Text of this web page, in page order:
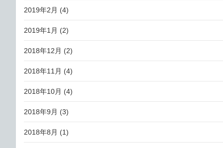
2019年2月 (4)
2019年1月 (2)
2018年12月 (2)
2018年11月 (4)
2018年10月 (4)
2018年9月 (3)
2018年8月 (1)